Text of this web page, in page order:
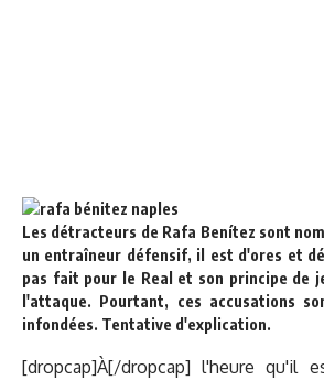
Les détracteurs de Rafa Benítez sont
un entraîneur défensif, il est d'ores et
pas fait pour le Real et son principe de
l'attaque. Pourtant, ces accusations
infondées. Tentative d'explication.
[dropcap]À[/dropcap] l'heure qu'il